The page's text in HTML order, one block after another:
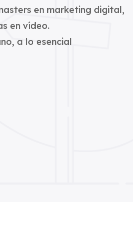
en marketing digital,
en vídeo.
a lo esencial